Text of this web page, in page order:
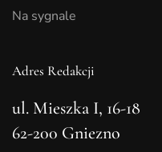
Na sygnale
Adres Redakcji
ul. Mieszka I, 16-18
62-200 Gniezno